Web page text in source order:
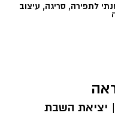
לתפירה, סריגה, עיצוב
כניסת השבת ברמת גן 19:10 | יציאת השבת